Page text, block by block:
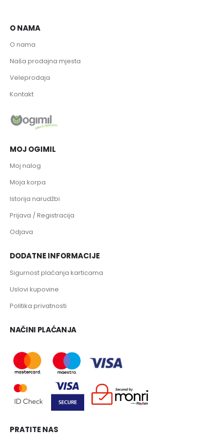
O NAMA
O nama
Naša prodajna mjesta
Veleprodaja
Kontakt
MOJ OGIMIL
Moj nalog
Moja korpa
Istorija narudžbi
Prijava / Registracija
Odjava
DODATNE INFORMACIJE
Sigurnost plaćanja karticama
Uslovi kupovine
Politika privatnosti
NAČINI PLAĆANJA
PRATITE NAS